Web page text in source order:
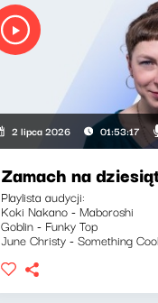
2 lipca 2026 01:53:17
Zamach na
Playlista audycji:
Koki Nakano - Maboroshi
Goblin - Funky Top
June Christy - Something